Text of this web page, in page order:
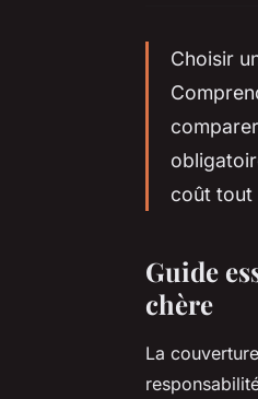
Choisir
coût tout
Guide
chère
La